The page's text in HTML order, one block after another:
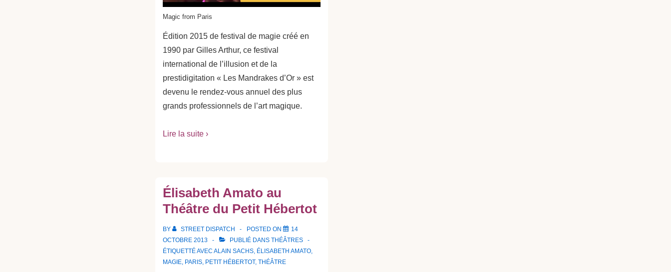
Magic from Paris
Édition 2015 de festival de magie créé en
1990 par Gilles Arthur, ce festival
international de l’illusion et de la
prestidigitation « Les Mandrakes d’Or » est
devenu le rendez-vous annuel des plus
grands professionnels de l’art magique.
Lire la suite ›
Élisabeth Amato au
Théâtre du Petit Hébertot
BY STREET DISPATCH POSTED ON
14
OCTOBRE 2013
PUBLIÉ DANS THÉÂTRES
ÉTIQUETTÉ AVEC ALAIN SACHS, ÉLISABETH AMATO,
MAGIE, PARIS, PETIT HÉBERTOT, THÉÂTRE